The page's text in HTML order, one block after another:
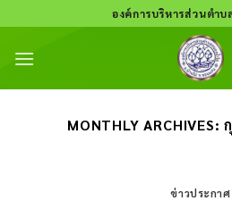
to
content
องค์การบริหารส่วนตำบ
MONTHLY ARCHIVES:
ข่าวประกาศ